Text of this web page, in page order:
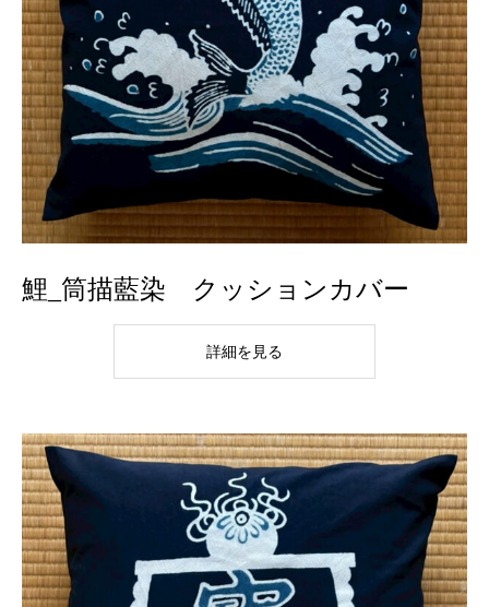
鯉_筒描藍染 クッションカバー
詳細を見る